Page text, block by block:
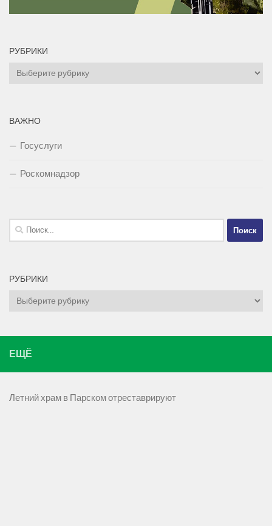
РУБРИКИ
Рубрики
ВАЖНО
Госуслуги
Роскомнадзор
Найти:
РУБРИКИ
Рубрики
ЕЩЁ
Летний храм в Парском отреставрируют